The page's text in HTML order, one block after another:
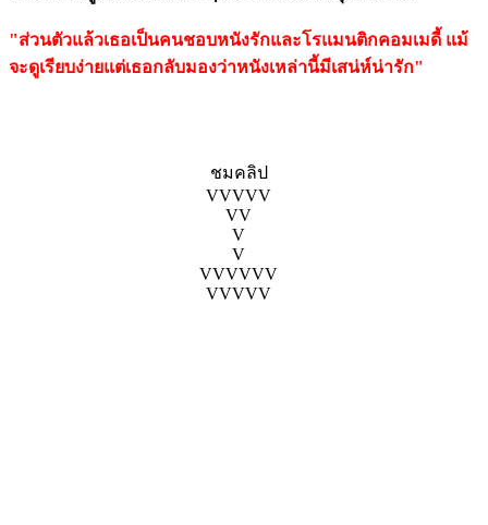
"ส่วนตัวแล้วเธอเป็นคนชอบหนังรักและโรแมนติกคอมเมดี้ แม้
จะดูเรียบง่ายแต่เธอกลับมองว่าหนังเหล่านี้มีเสน่ห์น่ารัก"
ชมคลิป
VVVVV
VV
V
V
VVVVVV
VVVVV